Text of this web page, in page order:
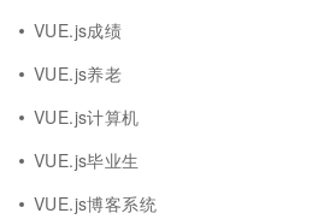
VUE.js成绩
VUE.js养老
VUE.js计算机
VUE.js毕业生
VUE.js博客系统